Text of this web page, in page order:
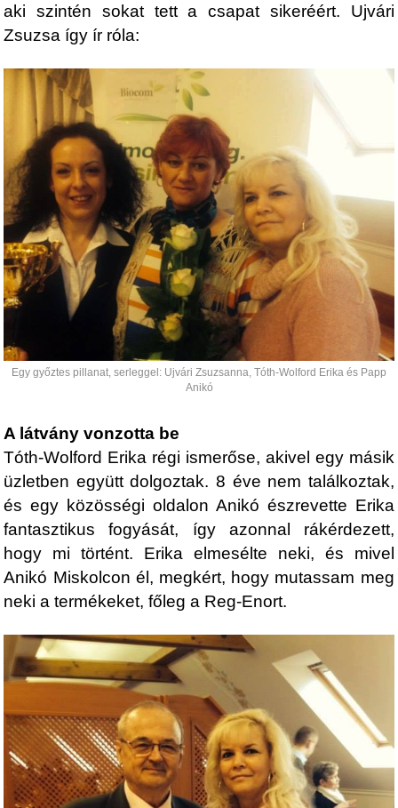
aki szintén sokat tett a csapat sikeréért. Ujvári
Zsuzsa így ír róla:
Egy győztes pillanat, serleggel: Ujvári Zsuzsanna, Tóth-Wolford Erika és Papp
Anikó
A látvány vonzotta be
Tóth-Wolford Erika régi ismerőse, akivel egy másik
üzletben együtt dolgoztak. 8 éve nem találkoztak,
és egy közösségi oldalon Anikó észrevette Erika
fantasztikus fogyását, így azonnal rákérdezett,
hogy mi történt. Erika elmesélte neki, és mivel
Anikó Miskolcon él, megkért, hogy mutassam meg
neki a termékeket, főleg a Reg-Enort.